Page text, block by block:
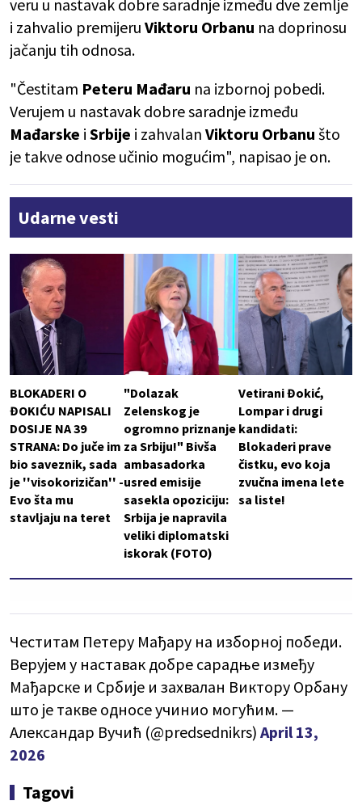
veru u nastavak dobre saradnje između dve zemlje
i zahvalio premijeru Viktoru Orbanu na doprinosu
jačanju tih odnosa.
"Čestitam Peteru Mađaru na izbornoj pobedi.
Verujem u nastavak dobre saradnje između
Mađarske i Srbije i zahvalan Viktoru Orbanu što
je takve odnose učinio mogućim", napisao je on.
Udarne vesti
BLOKADERI O
ĐOKIĆU NAPISALI
DOSIJE NA 39
STRANA: Do juče im
bio saveznik, sada
je ''visokorizičan'' -
Evo šta mu
stavljaju na teret
"Dolazak
Zelenskog je
ogromno priznanje
za Srbiju!" Bivša
ambasadorka
usred emisije
sasekla opoziciju:
Srbija je napravila
veliki diplomatski
iskorak (FOTO)
Vetirani Đokić,
Lompar i drugi
kandidati:
Blokaderi prave
čistku, evo koja
zvučna imena lete
sa liste!
Честитам Петеру Мађару на изборној победи.
Верујем у наставак добре сарадње између
Мађарске и Србије и захвалан Виктору Орбану
што је такве односе учинио могућим. —
Александар Вучић (@predsednikrs) April 13,
2026
Tagovi